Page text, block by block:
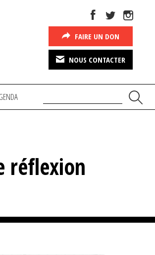
FAIRE UN DON
NOUS CONTACTER
réflexion